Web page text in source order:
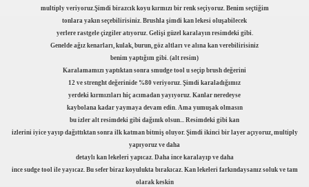
multiply veriyoruz.Şimdi birazcık koyu kırmızı bir renk seçiyoruz. Benim seçtiğim
tonlara yakın seçebilirisiniz. Brushla şimdi kan lekesi oluşabilecek
yerlere rastgele çizgiler atıyoruz. Gelişi güzel karalayın resimdeki gibi.
Genelde ağız kenarları, kulak, burun, göz altları ve alına kan verebilirisiniz
benim yaptığım gibi. (alt resim)
Karalamamızı yaptıktan sonra smudge tool u seçip brush değerini
12 ve strenght değerinide %80 veriyoruz. Şimdi karaladığımız
yerdeki kırmızıları hiç acımadan yayıyoruz. Kanlar neredeyse
kaybolana kadar yaymaya devam edin. Ama yumuşak olmasın
bu izler alt resimdeki gibi dağınık olsun... Resimdeki gibi kan
izlerini iyice yayıp dağıttıktan sonra ilk katman bitmiş oluyor. Şimdi ikinci bir layer açıyoruz, multiply
yapıyoruz ve daha
detaylı kan lekeleri yapıcaz. Daha ince karalayıp ve daha
ince sudge tool ile yayıcaz. Bu sefer biraz koyulukta bırakıcaz. Kan lekeleri farkındaysanız soluk ve tam
olarak keskin